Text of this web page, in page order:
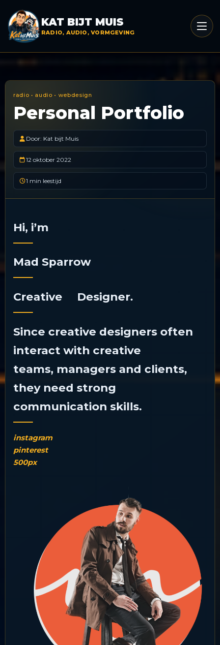
KAT BIJT MUIS
RADIO, AUDIO, VORMGEVING
Menu
radio • audio • webdesign
Personal Portfolio
Door: Kat bijt Muis
12 oktober 2022
1 min leestijd
Hi, i’m
Mad Sparrow
Creative Designer.
Since creative designers often
interact with creative
teams, managers and clients,
they need strong
communication skills.
instagram
pinterest
500px